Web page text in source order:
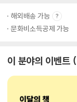
해외배송 가능
문화비소득공제 가능
이 분야의 이벤트